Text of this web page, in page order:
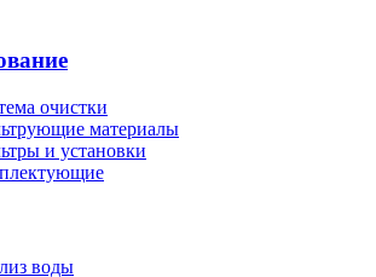
очистки
материалы
и установки
воды